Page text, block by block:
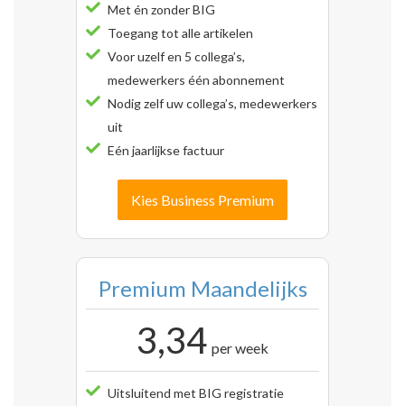
Met én zonder BIG
Toegang tot alle artikelen
Voor uzelf en 5 collega’s,
medewerkers één abonnement
Nodig zelf uw collega’s, medewerkers
uit
Eén jaarlijkse factuur
Kies Business Premium
Premium Maandelijks
3,34 per week
Uitsluitend met BIG registratie